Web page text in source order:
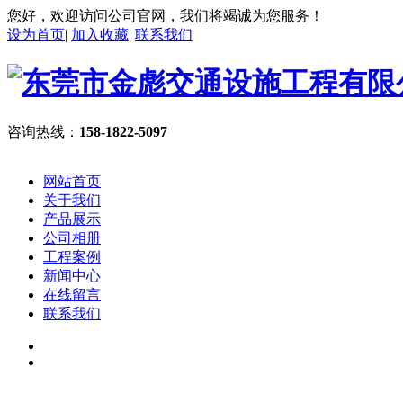
您好，欢迎访问公司官网，我们将竭诚为您服务！
设为首页| 加入收藏| 联系我们
咨询热线： 158-1822-5097
网站首页
关于我们
产品展示
公司相册
工程案例
新闻中心
在线留言
联系我们